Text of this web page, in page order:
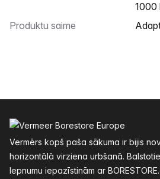
1000
Produktu saime
Vermērs kopš paša sākuma ir bijis
horizontālā virziena urbšanā.
lepnumu iepazīstinām ar